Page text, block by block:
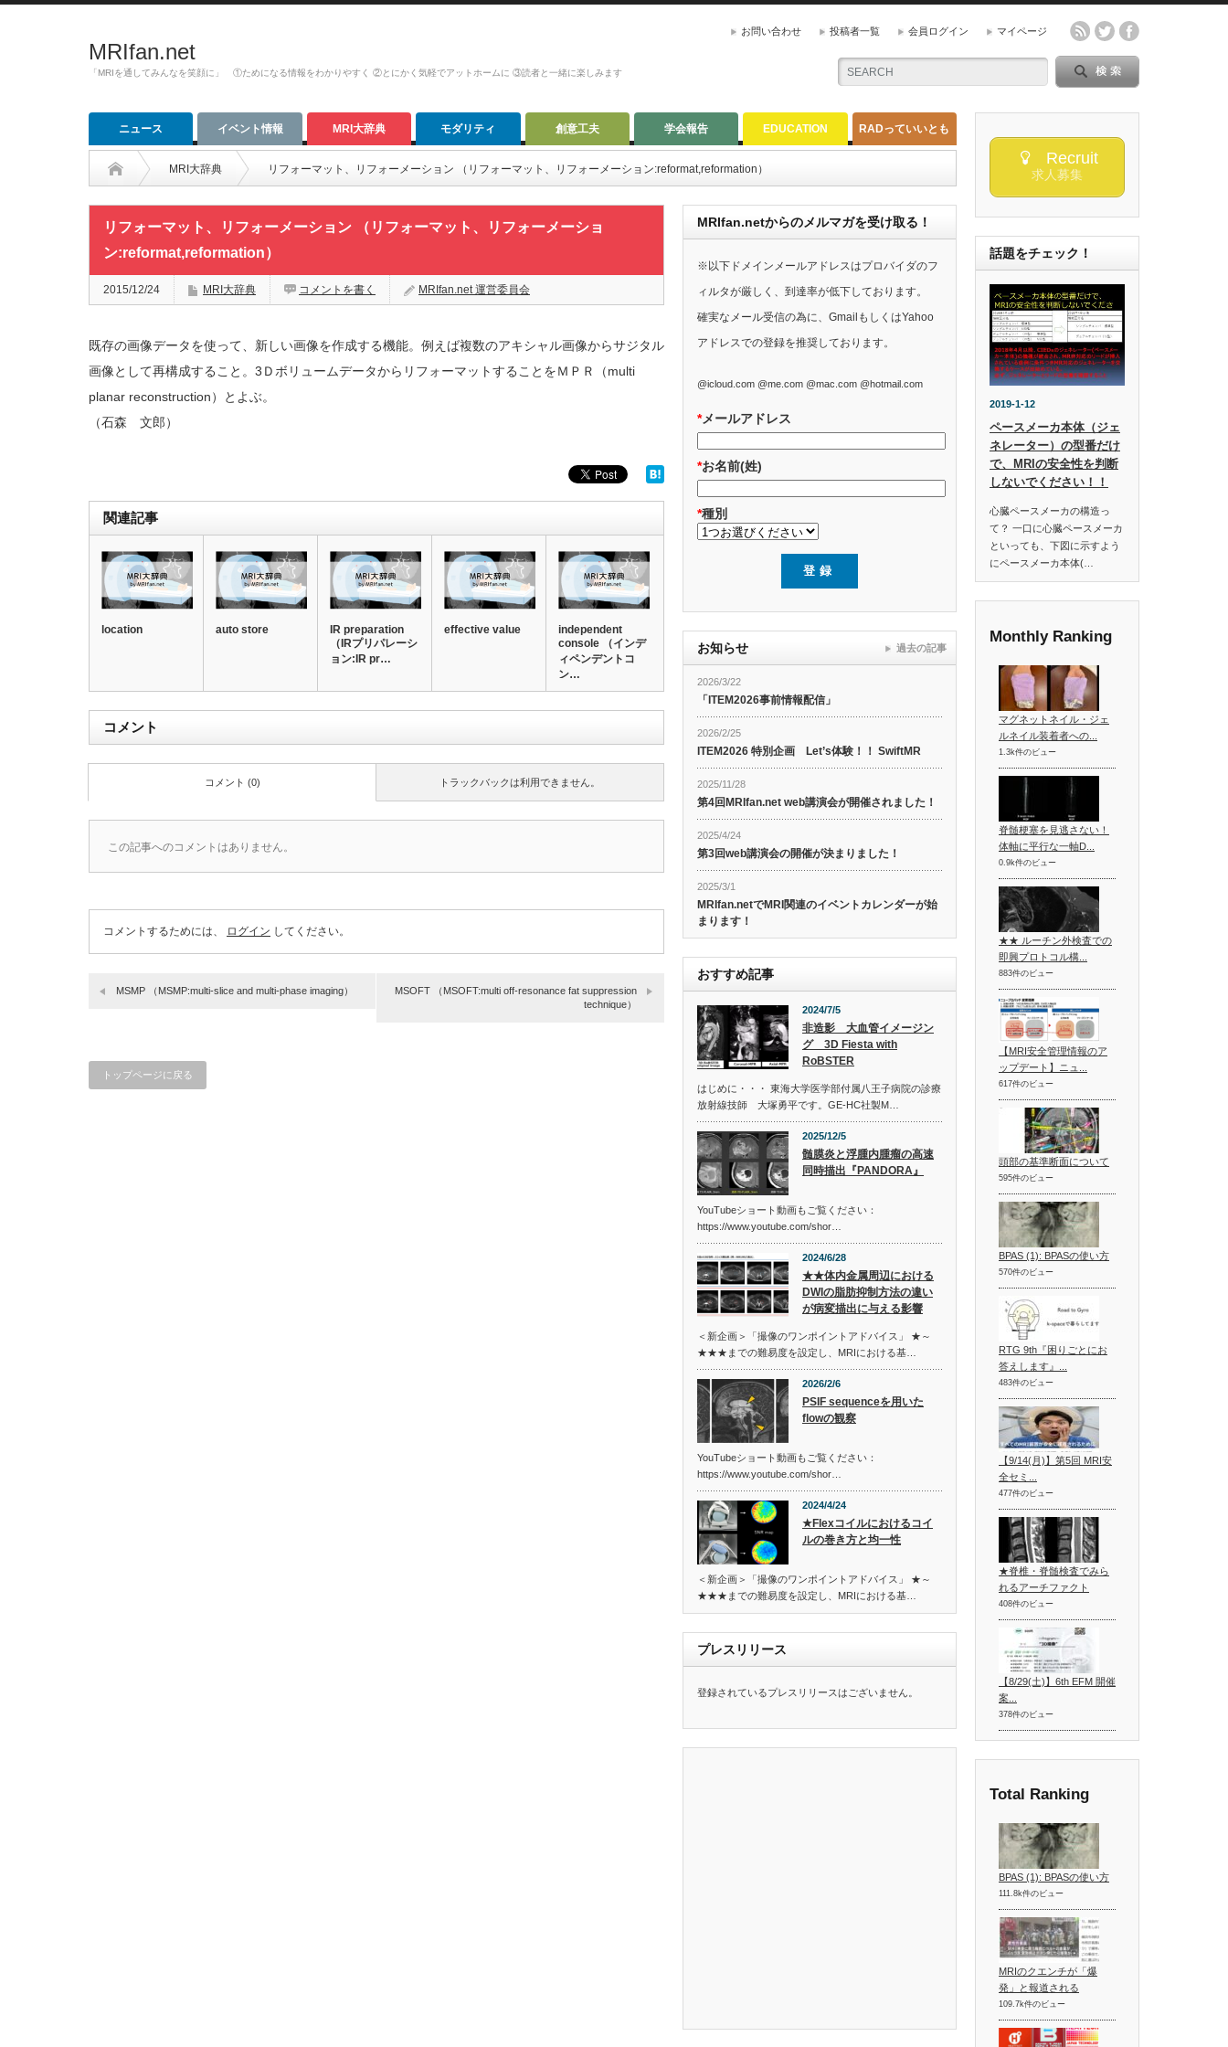
MRIfan.net
「MRIを通してみんなを笑顔に」 ①ためになる情報をわかりやすく ②とにかく気軽でアットホームに ③読者と一緒に楽しみます
お問い合わせ 投稿者一覧 会員ログイン マイページ
ニュース イベント情報 MRI大辞典 モダリティ 創意工夫 学会報告 EDUCATION RADっていいとも
MRI大辞典 リフォーマット、リフォーメーション （リフォーマット、リフォーメーション:reformat,reformation）
リフォーマット、リフォーメーション （リフォーマット、リフォーメーショ
ン:reformat,reformation）
2015/12/24 MRI大辞典 コメントを書く MRIfan.net 運営委員会
既存の画像データを使って、新しい画像を作成する機能。例えば複数のアキシャル画像からサジタル
画像として再構成すること。3ＤボリュームデータからリフォーマットすることをＭＰＲ（multi
planar reconstruction）とよぶ。
（石森 文郎）
関連記事
location auto store
IR preparation
（IRプリパレーシ
ョン:IR pr…
effective value
independent
console （インデ
ィペンデントコ
ン…
コメント
トラックバックは利用できません。
コメント (0)
この記事へのコメントはありません。
コメントするためには、 ログイン してください。
MSMP （MSMP:multi-slice and multi-phase imaging）
MSOFT （MSOFT:multi off-resonance fat suppression
technique）
トップページに戻る
MRIfan.netからのメルマガを受け取る！
※以下ドメインメールアドレスはプロバイダのフ
ィルタが厳しく、到達率が低下しております。
確実なメール受信の為に、GmailもしくはYahoo
アドレスでの登録を推奨しております。
@icloud.com @me.com @mac.com @hotmail.com
*メールアドレス
*お名前(姓)
*種別
お知らせ
2026/3/22
「ITEM2026事前情報配信」
2026/2/25
ITEM2026 特別企画 Let’s体験！！ SwiftMR
2025/11/28
第4回MRIfan.net web講演会が開催されました！
2025/4/24
第3回web講演会の開催が決まりました！
2025/3/1
MRIfan.netでMRI関連のイベントカレンダーが始
まります！
過去の記事
おすすめ記事
2024/7/5
非造影 大血管イメージン
グ 3D Fiesta with
RoBSTER
はじめに・・・ 東海大学医学部付属八王子病院の診療
放射線技師 大塚勇平です。GE-HC社製M…
2025/12/5
髄膜炎と浮腫内腫瘤の高速
同時描出『PANDORA』
YouTubeショート動画もご覧ください：
https://www.youtube.com/shor…
2024/6/28
★★体内金属周辺における
DWIの脂肪抑制方法の違い
が病変描出に与える影響
＜新企画＞「撮像のワンポイントアドバイス」 ★～
★★★までの難易度を設定し、MRIにおける基…
2026/2/6
PSIF sequenceを用いた
flowの観察
YouTubeショート動画もご覧ください：
https://www.youtube.com/shor…
2024/4/24
★Flexコイルにおけるコイ
ルの巻き方と均一性
＜新企画＞「撮像のワンポイントアドバイス」 ★～
★★★までの難易度を設定し、MRIにおける基…
プレスリリース
登録されているプレスリリースはございません。
Recruit
求人募集
話題をチェック！
2019-1-12
ペースメーカ本体（ジェ
ネレーター）の型番だけ
で、MRIの安全性を判断
しないでください！！
心臓ペースメーカの構造っ
て？ 一口に心臓ペースメーカ
といっても、下図に示すよう
にペースメーカ本体(…
Monthly Ranking
マグネットネイル・ジェ
ルネイル装着者への...
1.3k件のビュー
脊髄梗塞を見逃さない！
体軸に平行な一軸D...
0.9k件のビュー
★★ ルーチン外検査での
即興プロトコル構...
883件のビュー
【MRI安全管理情報のア
ップデート】ニュ...
617件のビュー
頭部の基準断面について
595件のビュー
BPAS (1): BPASの使い方
570件のビュー
RTG 9th『困りごとにお
答えします』...
483件のビュー
【9/14(月)】第5回 MRI安
全セミ...
477件のビュー
★脊椎・脊髄検査でみら
れるアーチファクト
408件のビュー
【8/29(土)】6th EFM 開催
案...
378件のビュー
Total Ranking
BPAS (1): BPASの使い方
111.8k件のビュー
MRIのクエンチが「爆
発」と報道される
109.7k件のビュー